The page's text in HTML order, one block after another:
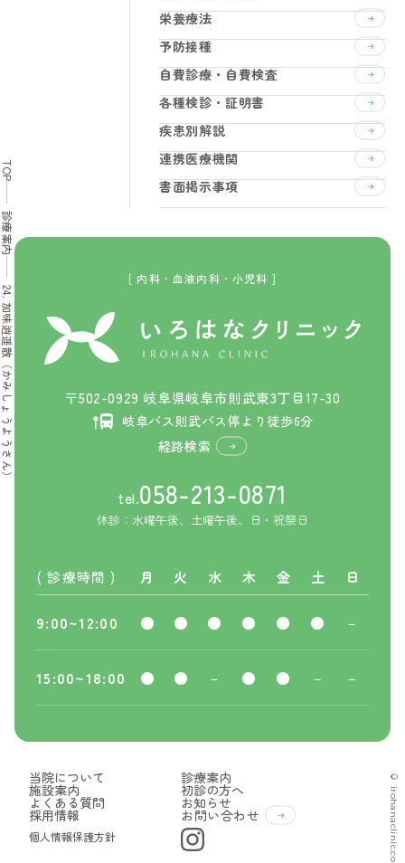
TOP
診療案内
24. 加味逍遥散（かみしょうようさん）
栄養療法
予防接種
自費診療・自費検査
各種検診・証明書
疾患別解説
連携医療機関
書面掲示事項
[ 内科・血液内科・小児科 ]
〒502-0929 岐阜県岐阜市則武東3丁目17-30
岐阜バス則武バス停より徒歩6分
経路検索
tel.058-213-0871
休診：水曜午後、土曜午後、日・祝祭日
( 診療時間 ) 月 火 水 木 金 土 日
9:00~12:00 ● ● ● ● ● ● －
15:00~18:00 ● ● － ● ● － －
当院について 診療案内
施設案内 初診の方へ
よくある質問 お知らせ
採用情報 お問い合わせ
個人情報保護方針 © irohanaclinic.com